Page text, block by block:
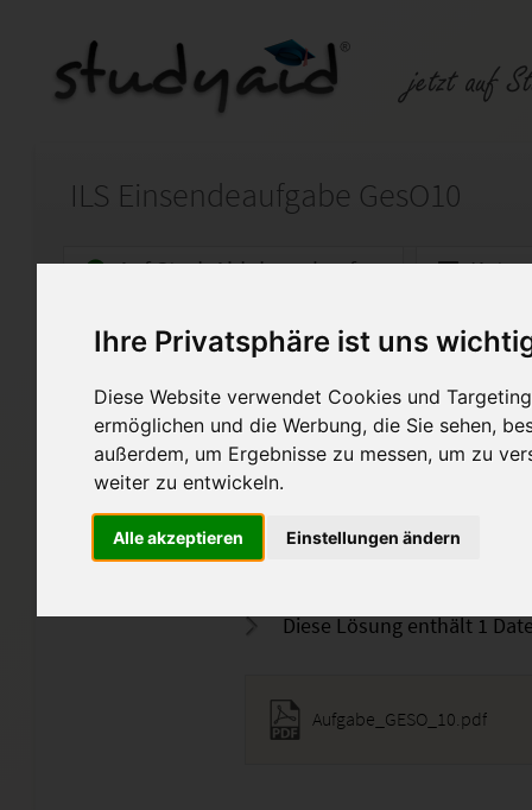
Ihre Privatsphäre ist uns
Diese Website verwendet Cookies und
ermöglichen und die Werbung, die Sie sehen,
außerdem, um Ergebnisse zu messen, um zu
weiter zu entwickeln.
Alle akzeptieren Einstellungen ändern
ILS Einsendeaufgabe GesO10
Auf StudyAid.de verkaufen
Startseite Abitur und Hochschule
Imperialismus 1
Ich habe in dieser
Sie dient als Lernhilfe, nur
Die Korrekturhinweise sind
Diese Lösung enthält 1
Aufgabe_GESO_10.pdf